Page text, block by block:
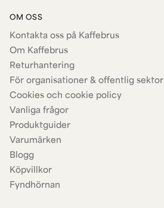
OM OSS
Kontakta oss på Kaffebrus
Om Kaffebrus
Returhantering
För organisationer & offentlig sektor
Cookies och cookie policy
Vanliga frågor
Produktguider
Varumärken
Blogg
Köpvillkor
Fyndhörnan